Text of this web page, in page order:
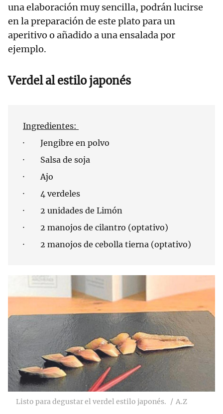
una elaboración muy sencilla, podrán lucirse
en la preparación de este plato para un
aperitivo o añadido a una ensalada por
ejemplo.
Verdel al estilo japonés
Ingredientes:
· Jengibre en polvo
· Salsa de soja
· Ajo
· 4 verdeles
· 2 unidades de Limón
· 2 manojos de cilantro (optativo)
· 2 manojos de cebolla tierna (optativo)
Listo para degustar el verdel estilo japonés. A.Z